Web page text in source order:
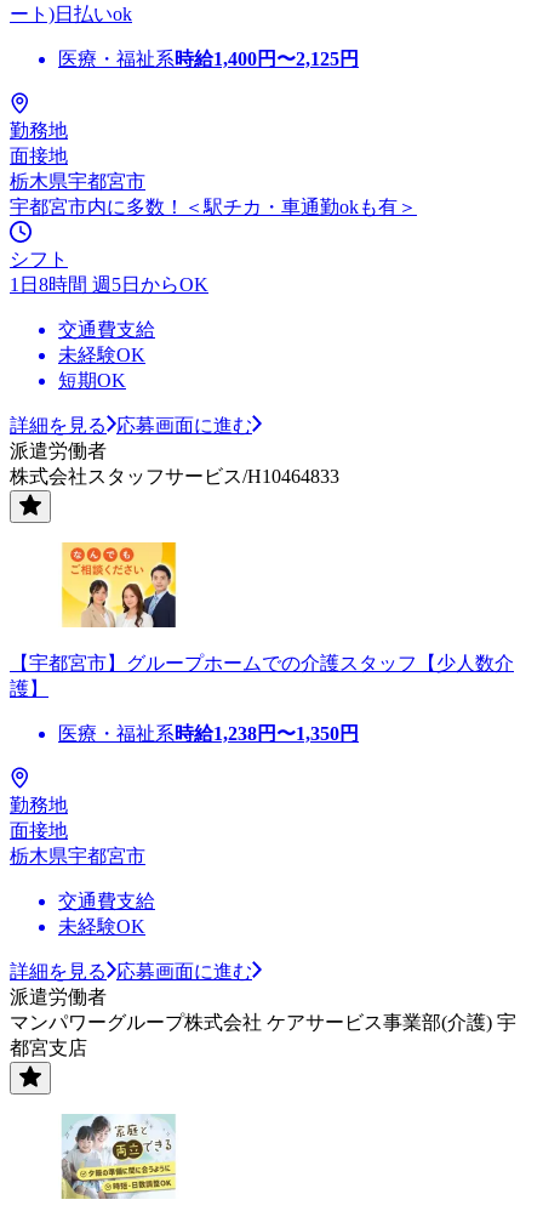
ート)日払いok
医療・福祉系時給1,400円〜2,125円
勤務地
面接地
栃木県宇都宮市
宇都宮市内に多数！＜駅チカ・車通勤okも有＞
シフト
1日8時間 週5日からOK
交通費支給
未経験OK
短期OK
詳細を見る
応募画面に進む
派遣労働者
株式会社スタッフサービス/H10464833
【宇都宮市】グループホームでの介護スタッフ【少人数介
護】
医療・福祉系時給1,238円〜1,350円
勤務地
面接地
栃木県宇都宮市
交通費支給
未経験OK
詳細を見る
応募画面に進む
派遣労働者
マンパワーグループ株式会社 ケアサービス事業部(介護) 宇
都宮支店